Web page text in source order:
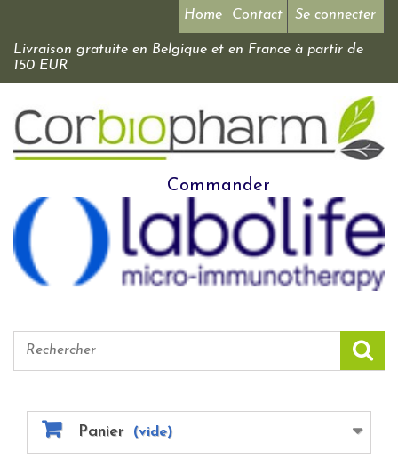
Se connecter
Home Contact
Livraison gratuite en Belgique et en France à partir de
150 EUR
Commander
Panier (vide)